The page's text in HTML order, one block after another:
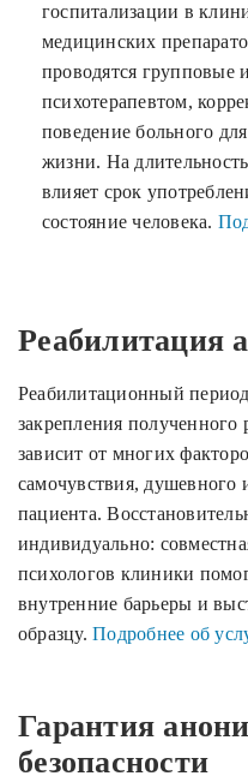
госпитализации в
медицинских
проводятся групповые
психотерапевтом,
поведение больного
жизни. На
влияет срок
состояние человека.
Реабилитация
Реабилитационный
закрепления полученного
зависит от многих
самочувствия, душевного
пациента.
индивидуально:
психологов клиники
внутренние барьеры и
образцу.Подробнее об
Гарантия
безопасности